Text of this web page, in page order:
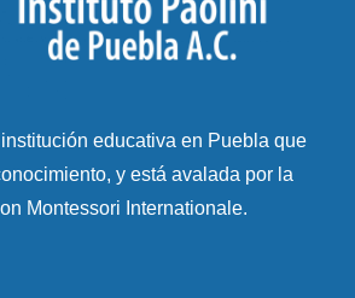
educativa en Puebla que
y está avalada por la
Montessori Internationale.